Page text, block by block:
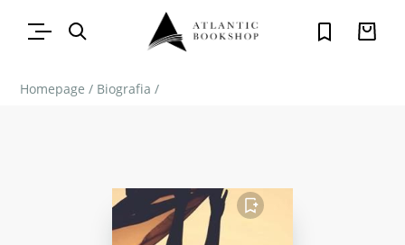
Homepage / Biografia /
FAVORITO